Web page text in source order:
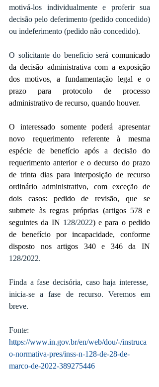
motivá-los individualmente e proferir sua
decisão pelo deferimento (pedido concedido)
ou indeferimento (pedido não concedido).
O solicitante do benefício será comunicado
da decisão administrativa com a exposição
dos motivos, a fundamentação legal e o
prazo para protocolo de processo
administrativo de recurso, quando houver.
O interessado somente poderá apresentar
novo requerimento referente à mesma
espécie de benefício após a decisão do
requerimento anterior e o decurso do prazo
de trinta dias para interposição de recurso
ordinário administrativo, com exceção de
dois casos: pedido de revisão, que se
submete às regras próprias (artigos 578 e
seguintes da IN 128/2022) e para o pedido
de benefício por incapacidade, conforme
128/2022.
Finda a fase decisória, caso haja interesse,
inicia-se a fase de recurso. Veremos em
breve.
Fonte:
https://www.in.gov.br/en/web/dou/-/instruca
o-normativa-pres/inss-n-128-de-28-de-
marco-de-2022-389275446